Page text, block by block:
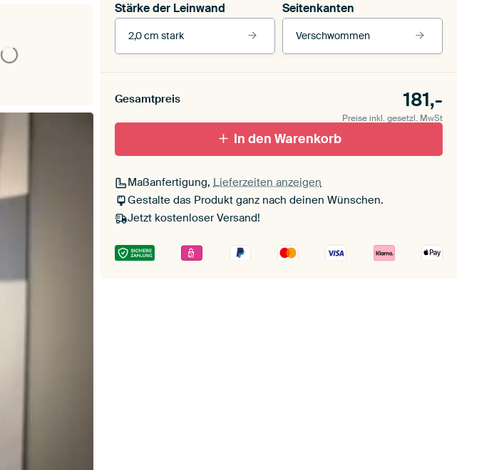
Stärke der Leinwand
2,0 cm stark
Seitenkanten
Verschwommen
schwarz
Mit Schattenfugenrahmen, weiß
cm stark
Seitenkanten
Gesamtpreis 181,-
Preise inkl. gesetzl. MwSt
In den Warenkorb
Maßanfertigung, Lieferzeiten anzeigen
Gestalte das Produkt ganz nach deinen Wünschen.
Jetzt kostenloser Versand!